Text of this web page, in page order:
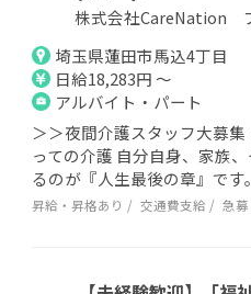
株式会社CareNation
埼玉県蓮田市馬込4丁目
日給18,283円 ～
アルバイト・パート
＞＞夜間介護スタッフ大募
っての介護 自分自身、家族
るのが『人生最後の章』です
昇給・昇格あり 交通費支給 急募